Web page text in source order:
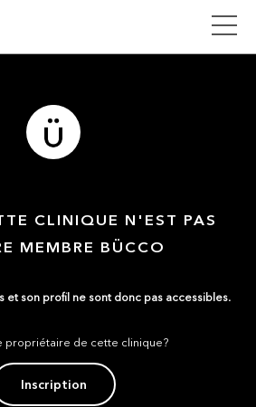
CLINIQUE N'EST PAS
MEMBRE BÜCCO
et son profil ne sont donc pas accessibles.
propriétaire de cette clinique?
Inscription